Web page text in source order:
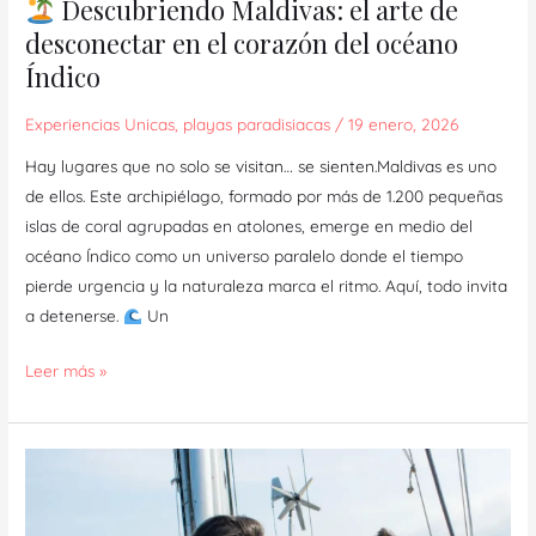
Descubriendo Maldivas: el arte de
desconectar en el corazón del océano
Índico
Experiencias Unicas playas paradisiacas /19 enero, 2026
Hay lugares que no solo se visitan… se sienten.Maldivas es uno
de ellos. Este archipiélago, formado por más de 1.200 pequeñas
islas de coral agrupadas en atolones, emerge en medio del
océano Índico como un universo paralelo donde el tiempo
pierde urgencia y la naturaleza marca el ritmo. Aquí, todo invita
a detenerse.
Un
Leer más »